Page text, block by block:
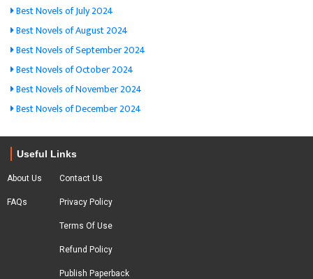
Best Novels of July 2024
Best Novels of August 2024
Best Novels of September 2024
Best Novels of October 2024
Best Novels of November 2024
Best Novels of December 2024
Useful Links
About Us
FAQs
Contact Us
Privacy Policy
Terms Of Use
Refund Policy
Publish Paperback